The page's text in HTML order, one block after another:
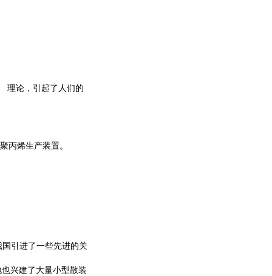
理论，引起了人们的
丙烯生产装置。
引进了一些先进的关
兴建了大量小型散装